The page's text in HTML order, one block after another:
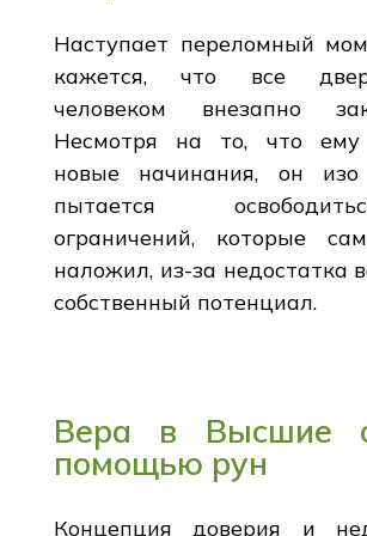
Наступает переломный
кажется, что все
человеком внезапно
Несмотря на то, что ему
новые начинания, он
пытается
ограничений, которые
наложил, из-за недостатка
собственный потенциал.
Вера в Высшие
помощью рун
Концепция доверия и